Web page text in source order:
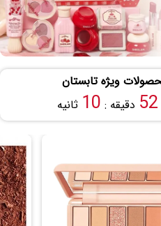
52 دقیقه : 10 ثانیه